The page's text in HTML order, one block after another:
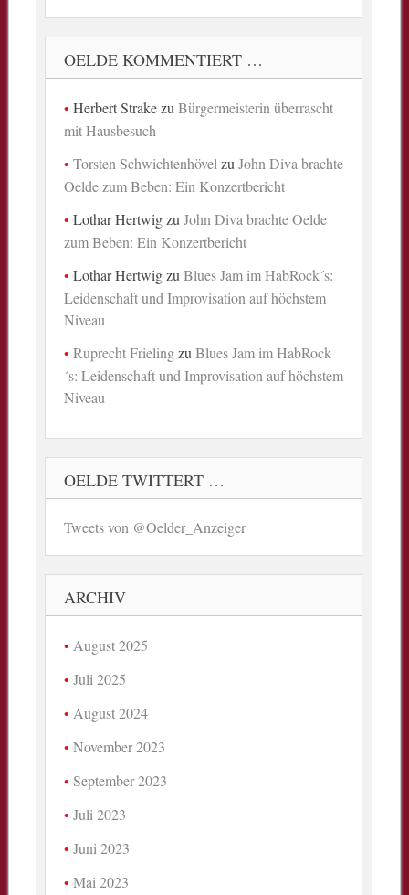
OELDE KOMMENTIERT …
Herbert StrakezuBürgermeisterin überrascht
mit Hausbesuch
Torsten Schwichtenhövel zuJohn Diva brachte
Oelde zum Beben: Ein Konzertbericht
Lothar HertwigzuJohn Diva brachte Oelde
zum Beben: Ein Konzertbericht
Lothar HertwigzuBlues Jam im HabRock´s:
Leidenschaft und Improvisation auf höchstem
Niveau
Ruprecht FrielingzuBlues Jam im HabRock
´s: Leidenschaft und Improvisation auf höchstem
Niveau
OELDE TWITTERT …
Tweets von @Oelder_Anzeiger
ARCHIV
August 2025
Juli 2025
August 2024
November 2023
September 2023
Juli 2023
Juni 2023
Mai 2023